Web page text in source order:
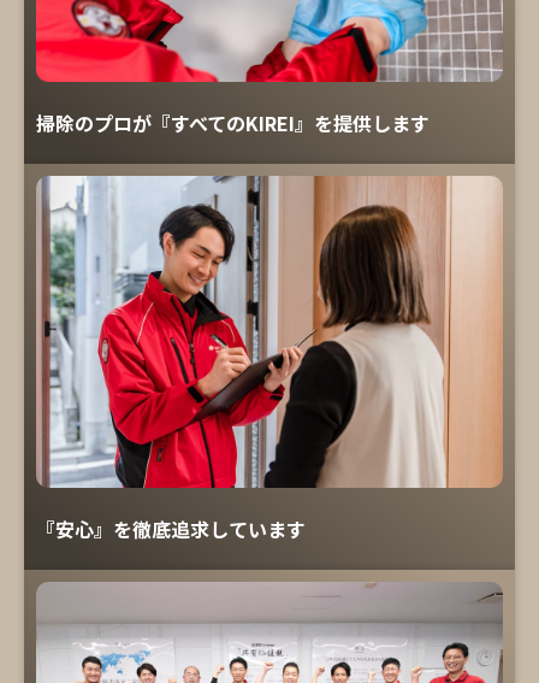
掃除のプロが『すべてのKIREI』を提供します
『安心』を徹底追求しています